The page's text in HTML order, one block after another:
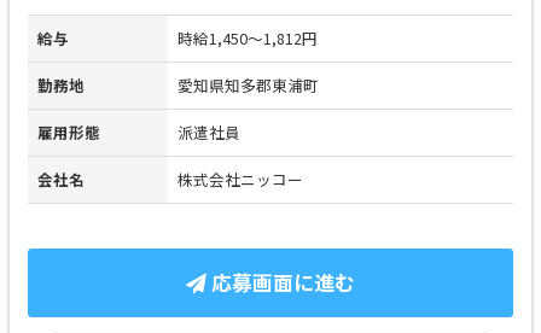
給与 時給1,450～1,812円
勤務地 愛知県知多郡東浦町
雇用形態 派遣社員
会社名 株式会社ニッコー
応募画面に進む